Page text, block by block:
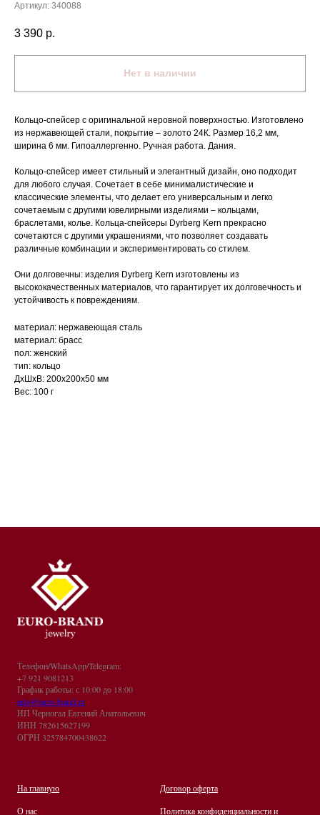
Артикул: 340088
3 390 р.
Нет в наличии
Кольцо-спейсер c оригинальной неровной поверхностью. Изготовлено
из нержавеющей стали, покрытие – золото 24К. Размер 16,2 мм,
ширина 6 мм. Гипоаллергенно. Ручная работа. Дания.
Кольцо-спейсер имеет стильный и элегантный дизайн, оно подходит
для любого случая. Сочетает в себе минималистические и
классические элементы, что делает его универсальным и легко
сочетаемым с другими ювелирными изделиями – кольцами,
браслетами, колье. Кольца-спейсеры Dyrberg Kern прекрасно
сочетаются с другими украшениями, что позволяет создавать
различные комбинации и экспериментировать со стилем.
Они долговечны: изделия Dyrberg Kern изготовлены из
высококачественных материалов, что гарантирует их долговечность и
устойчивость к повреждениям.
материал: нержавеющая сталь
материал: брасс
пол: женский
тип: кольцо
ДxШxВ: 200x200x50 мм
Вес: 100 г
Телефон/WhatsApp/Telegram:
+7 921 9081213
График работы: с 10:00 до 18:00
info@euro-brand.ru
ИП Черногал Евгений Анатольевич
ИНН 782615627199
ОГРН 325784700438622
На главную
О нас
Договор оферта
Политика конфиденциальности и